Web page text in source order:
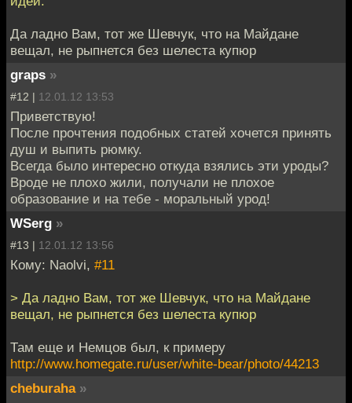
Да ладно Вам, тот же Шевчук, что на Майдане
вещал, не рыпнется без шелеста купюр
graps »
#12 | 12.01.12 13:53
Приветствую!
После прочтения подобных статей хочется принять
душ и выпить рюмку.
Всегда было интересно откуда взялись эти уроды?
Вроде не плохо жили, получали не плохое
образование и на тебе - моральный урод!
WSerg »
#13 | 12.01.12 13:56
Кому: Naolvi, #11
> Да ладно Вам, тот же Шевчук, что на Майдане
вещал, не рыпнется без шелеста купюр
Там еще и Немцов был, к примеру
http://www.homegate.ru/user/white-bear/photo/44213
cheburaha »